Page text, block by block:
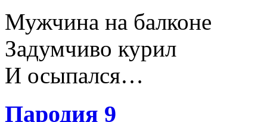
Мужчина на балконе
Задумчиво курил
И осыпался…
Пародия 9